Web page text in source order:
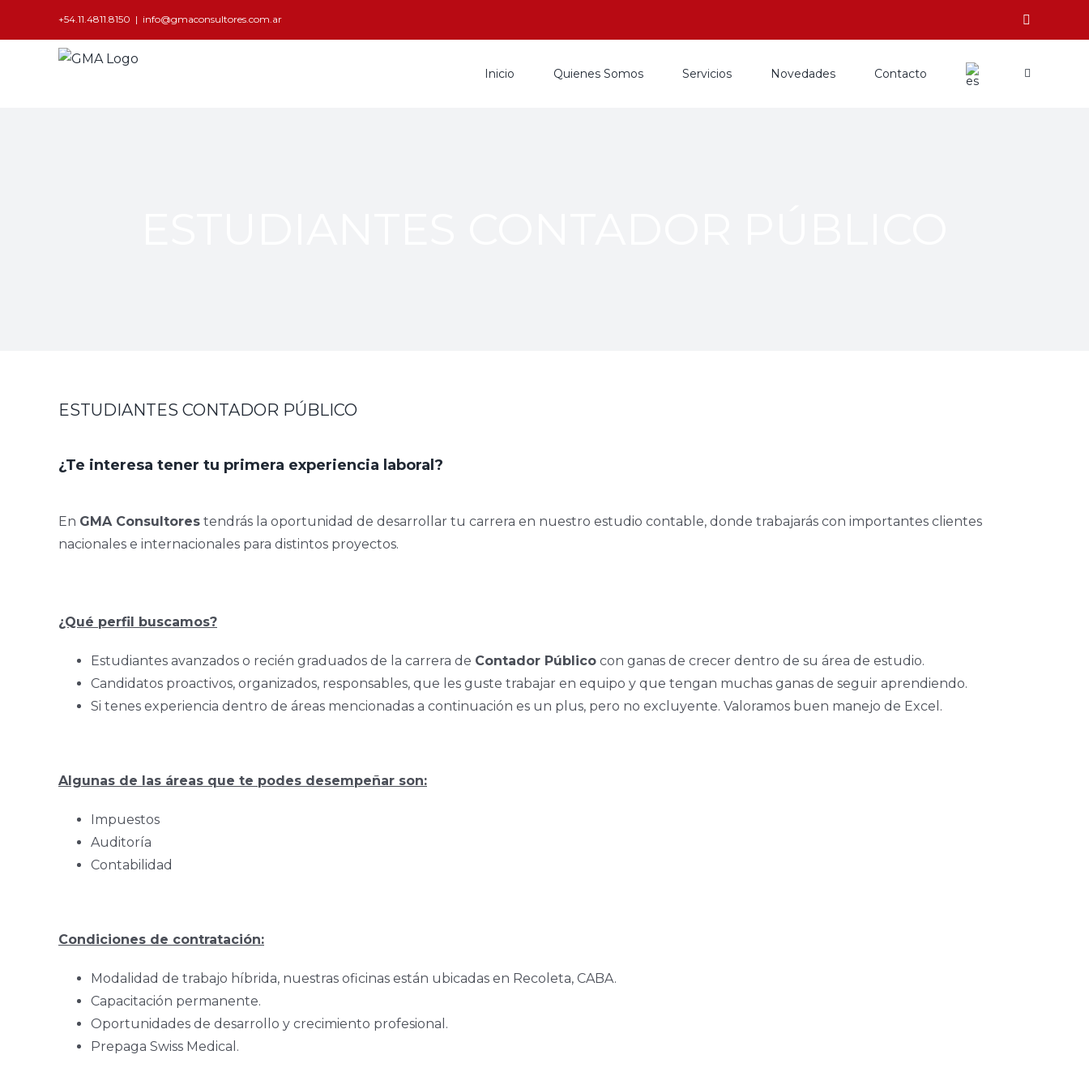
+54.11.4811.8150 | info@gmaconsultores.com.ar
Inicio Quienes Somos Servicios Novedades Contacto
ESTUDIANTES CONTADOR PÚBLICO
¿Te interesa tener tu primera experiencia laboral?
En GMA Consultores tendrás la oportunidad de desarrollar tu carrera en nuestro estudio contable, donde trabajarás con importantes clientes
nacionales e internacionales para distintos proyectos.
¿Qué perfil buscamos?
Estudiantes avanzados o recién graduados de la carrera de Contador Público con ganas de crecer dentro de su área de estudio.
Candidatos proactivos, organizados, responsables, que les guste trabajar en equipo y que tengan muchas ganas de seguir aprendiendo.
Si tenes experiencia dentro de áreas mencionadas a continuación es un plus, pero no excluyente. Valoramos buen manejo de Excel.
Algunas de las áreas que te podes desempeñar son:
Impuestos
Auditoría
Contabilidad
Condiciones de contratación:
Modalidad de trabajo híbrida, nuestras oficinas están ubicadas en Recoleta, CABA.
Capacitación permanente.
Oportunidades de desarrollo y crecimiento profesional.
Prepaga Swiss Medical.